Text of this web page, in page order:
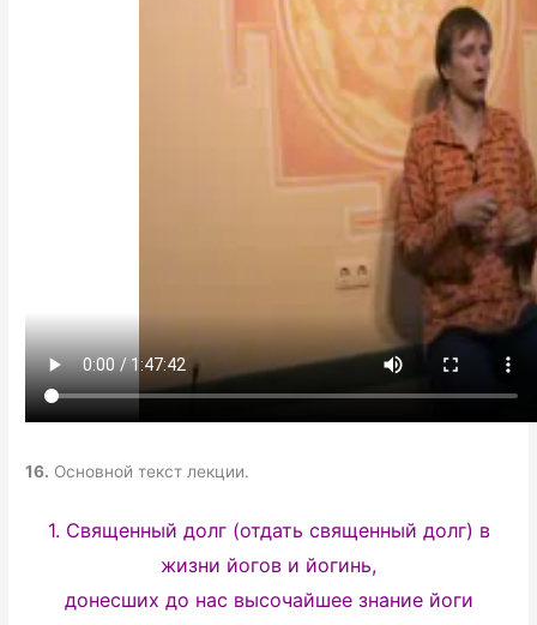
16. Основной текст лекции.
1. Священный долг (отдать священный долг) в
жизни йогов и йогинь,
донесших до нас высочайшее знание йоги